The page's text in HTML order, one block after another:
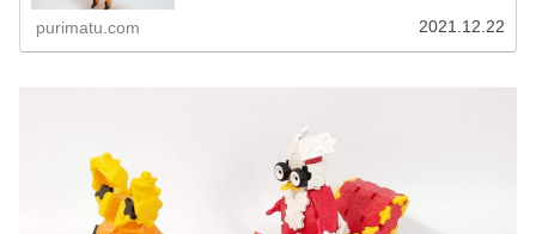
purimatu.com 2021.12.22